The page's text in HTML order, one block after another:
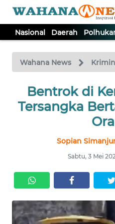
Nasional Daerah
Wahana News
Bentrok di
Tersangka
Sopian
Sabtu, 3 Mei
TV
Tutup
NASIONAL
KRIMINAL
EKUIN